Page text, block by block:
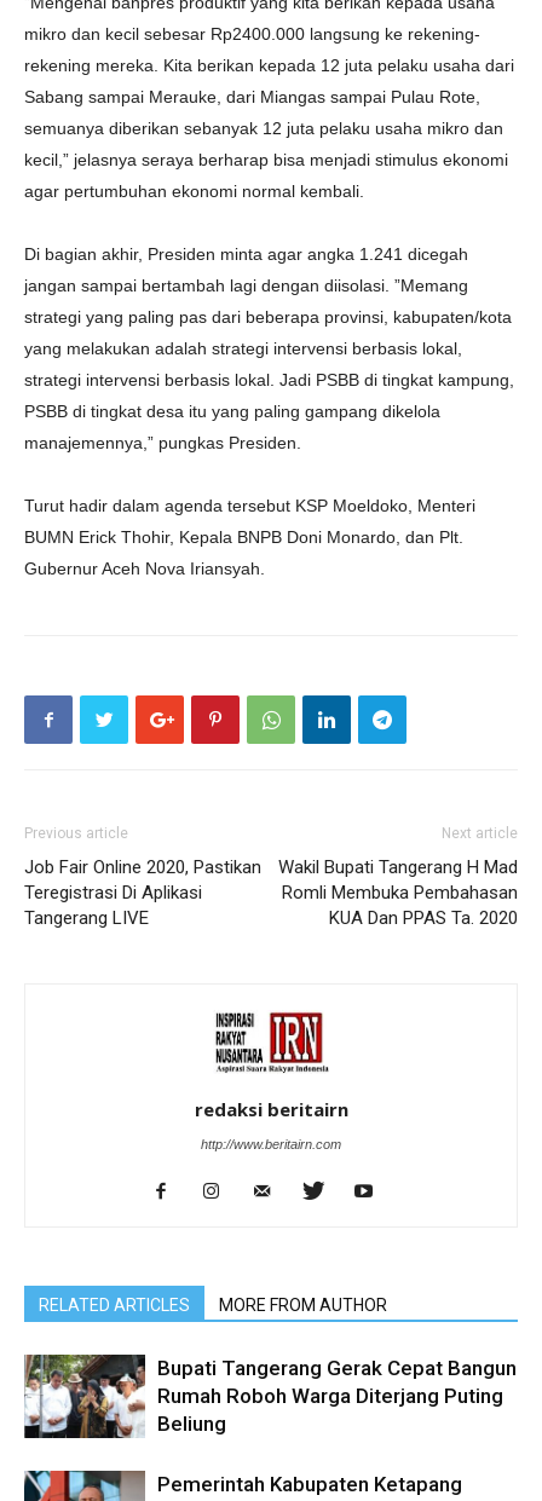
mikro dan kecil sebesar Rp2400.000 langsung ke rekening-
rekening mereka. Kita berikan kepada 12 juta pelaku usaha dari
Sabang sampai Merauke, dari Miangas sampai Pulau Rote,
semuanya diberikan sebanyak 12 juta pelaku usaha mikro dan
kecil,” jelasnya seraya berharap bisa menjadi stimulus ekonomi
agar pertumbuhan ekonomi normal kembali.
Di bagian akhir, Presiden minta agar angka 1.241 dicegah
jangan sampai bertambah lagi dengan diisolasi. ”Memang
strategi yang paling pas dari beberapa provinsi, kabupaten/kota
yang melakukan adalah strategi intervensi berbasis lokal,
strategi intervensi berbasis lokal. Jadi PSBB di tingkat kampung,
PSBB di tingkat desa itu yang paling gampang dikelola
manajemennya,” pungkas Presiden.
Turut hadir dalam agenda tersebut KSP Moeldoko, Menteri
BUMN Erick Thohir, Kepala BNPB Doni Monardo, dan Plt.
Gubernur Aceh Nova Iriansyah.
Previous article
Job Fair Online 2020, Pastikan
Teregistrasi Di Aplikasi
Tangerang LIVE
Next article
Wakil Bupati Tangerang H Mad
Romli Membuka Pembahasan
KUA Dan PPAS Ta. 2020
redaksi beritairn
http://www.beritairn.com
RELATED ARTICLES MORE FROM AUTHOR
Bupati Tangerang Gerak Cepat Bangun
Rumah Roboh Warga Diterjang Puting
Beliung
Pemerintah Kabupaten Ketapang